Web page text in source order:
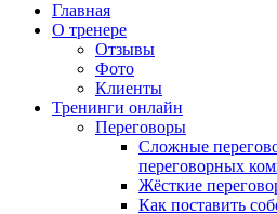
Главная
О тренере
Отзывы
Фото
Клиенты
Тренинги онлайн
Переговоры
Сложные
переговорных
Жёсткие
Как поставить